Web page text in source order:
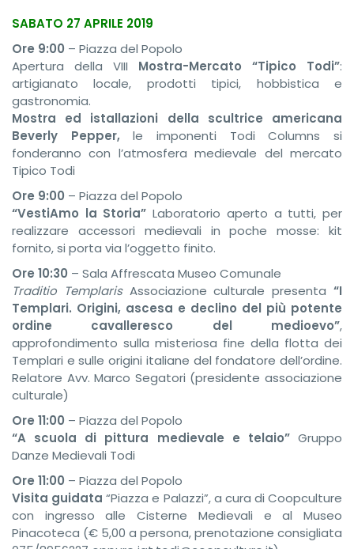
SABATO 27 APRILE 2019
Ore 9:00 – Piazza del Popolo
Apertura della VIII Mostra-Mercato “Tipico Todi”:
artigianato locale, prodotti tipici, hobbistica e
gastronomia.
Mostra ed istallazioni della scultrice americana
Beverly Pepper,le imponenti Todi Columns si
fonderanno con l’atmosfera medievale del mercato
Tipico Todi
Ore 9:00 – Piazza del Popolo
“VestiAmo la Storia” Laboratorio aperto a tutti, per
realizzare accessori medievali in poche mosse: kit
fornito, si porta via l’oggetto finito.
Ore 10:30 – Sala Affrescata Museo Comunale
Traditio Templaris Associazione culturale presenta“I
Templari. Origini, ascesa e declino del più potente
ordine cavalleresco del medioevo”,
approfondimento sulla misteriosa fine della flotta dei
Templari e sulle origini italiane del fondatore dell’ordine.
Relatore Avv. Marco Segatori (presidente associazione
culturale)
Ore 11:00 – Piazza del Popolo
“A scuola di pittura medievale e telaio”Gruppo
Danze Medievali Todi
Ore 11:00 – Piazza del Popolo
Visita guidata “Piazza e Palazzi”, a cura di Coopculture
con ingresso alle Cisterne Medievali e al Museo
Pinacoteca (€ 5,00 a persona, prenotazione consigliata